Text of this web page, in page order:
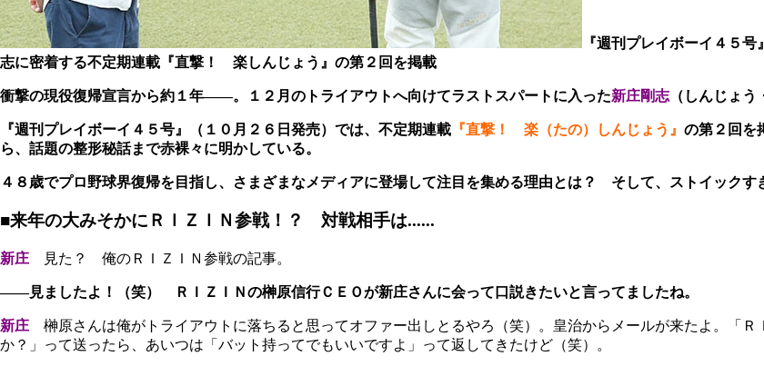
『週刊プレイボーイ４５
志に密着する不定期連載『直撃！ 楽しんじょう』の第２回を掲載
衝撃の現役復帰宣言から約１年――。１２月のトライアウトへ向けてラストスパートに入った新庄剛志 （しんじょう
『週刊プレイボーイ４５号』（１０月２６日発売）では、不定期連載 『直撃！ 楽（たの）しんじょう』 の第２回を
ら、話題の整形秘話まで赤裸々に明かしている。
４８歳でプロ野球界復帰を目指し、さまざまなメディアに登場して注目を集める理由とは？ そして、ストイック
■来年の大みそかにＲＩＺＩＮ参戦！？ 対戦相手は......
新庄 見た？ 俺のＲＩＺＩＮ参戦の記事。
――見ましたよ！（笑） ＲＩＺＩＮの榊原信行ＣＥＯが新庄さんに会って口説きたいと言ってましたね。
新庄 榊原さんは俺がトライアウトに落ちると思ってオファー出しとるやろ（笑）。皇治からメールが来たよ。「
か？」って送ったら、あいつは「バット持ってでもいいですよ」って返してきたけど（笑）。